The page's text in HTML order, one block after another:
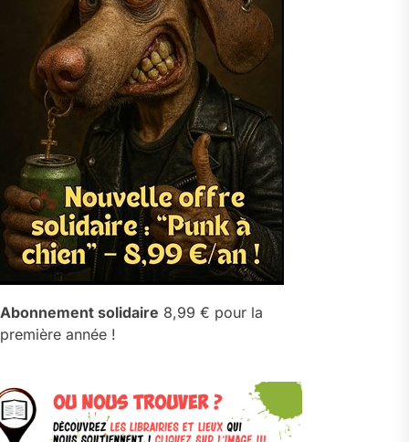
Abonnement solidaire 8,99 € pour la
première année !